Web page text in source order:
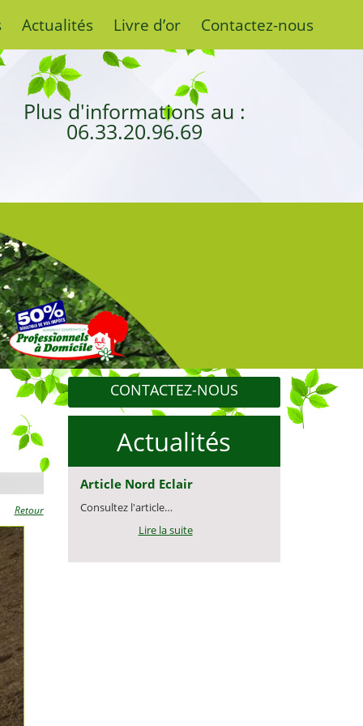
Actualités Livre d’or Contactez-nous
Plus d'informations au :
06.33.20.96.69
Retour
CONTACTEZ-NOUS
Actualités
Lire la suite
Article Nord Eclair
Consultez l'article…
Lire la suite